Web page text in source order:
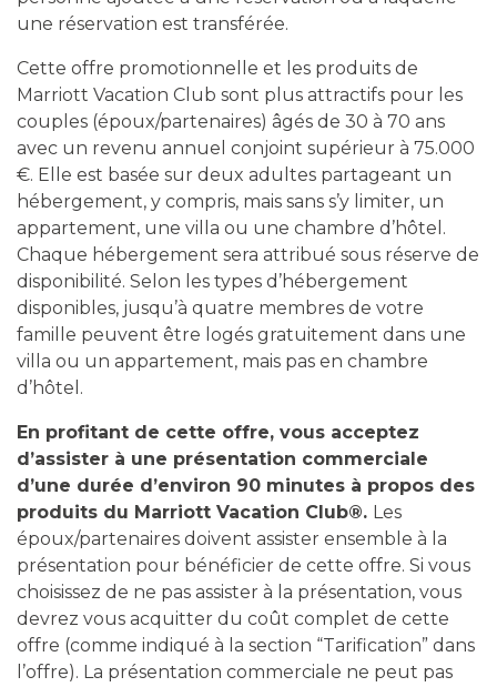
une réservation est transférée.
Cette offre promotionnelle et les produits de
Marriott Vacation Club sont plus attractifs pour les
couples (époux/partenaires) âgés de 30 à 70 ans
avec un revenu annuel conjoint supérieur à 75.000
€. Elle est basée sur deux adultes partageant un
hébergement, y compris, mais sans s’y limiter, un
appartement, une villa ou une chambre d’hôtel.
Chaque hébergement sera attribué sous réserve de
disponibilité. Selon les types d’hébergement
disponibles, jusqu’à quatre membres de votre
famille peuvent être logés gratuitement dans une
villa ou un appartement, mais pas en chambre
d’hôtel.
En profitant de cette offre, vous acceptez
d’assister à une présentation commerciale
d’une durée d’environ 90 minutes à propos des
produits du Marriott Vacation Club®. Les
époux/partenaires doivent assister ensemble à la
présentation pour bénéficier de cette offre. Si vous
choisissez de ne pas assister à la présentation, vous
devrez vous acquitter du coût complet de cette
offre (comme indiqué à la section “Tarification” dans
l’offre). La présentation commerciale ne peut pas